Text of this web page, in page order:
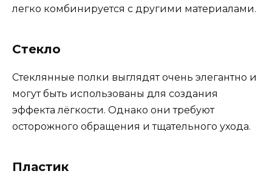
легко комбинируется с другими материалами.
Стекло
Стеклянные полки выглядят очень элегантно и
могут быть использованы для создания
эффекта лёгкости. Однако они требуют
осторожного обращения и тщательного ухода.
Пластик